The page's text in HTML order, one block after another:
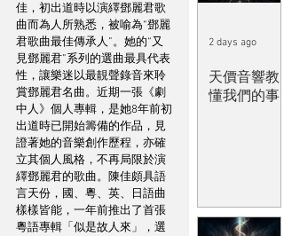
佳，初出道時以演繹鄧麗君歌
曲而為人所熟悉，被喻為“鄧麗
君歌曲最佳傳承人”。她的“又
見鄧麗君”系列的選曲最具代表
性，讓樂迷以最靚聲錄音來聆
賞鄧麗君名曲。近期一張《劇
中人》個人專輯，是她8年前初
出道時已開始籌備的作品，見
證著她的音樂創作歷程，亦確
立其個人風格，不再局限於演
繹鄧麗君的歌曲。陳佳頗具語
言天份，國、粵、英、日語曲
樣樣皆能，一年前推出了首張
粵語專輯「似是故人來」，選
天價音響教
懂我們的事
2 days ago